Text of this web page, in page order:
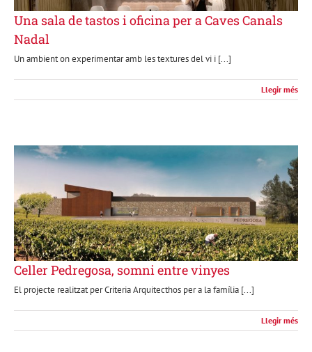
Una sala de tastos i oficina per a Caves Canals
Nadal
Un ambient on experimentar amb les textures del vi i [...]
Llegir més
Celler Pedregosa, somni entre vinyes
El projecte realitzat per Criteria Arquitecthos per a la família [...]
Llegir més